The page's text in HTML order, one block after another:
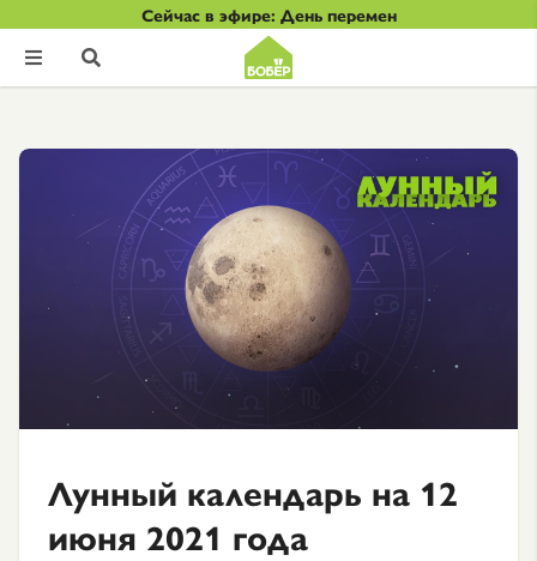
Сейчас в эфире: День перемен
 
Лунный календарь на 12
июня 2021 года